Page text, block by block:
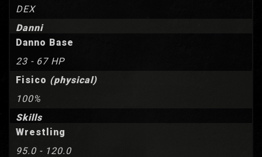
DEX
Danni
Danno Base
23 - 67 HP
Fisico (physical)
100%
Skills
Wrestling
95.0 - 120.0